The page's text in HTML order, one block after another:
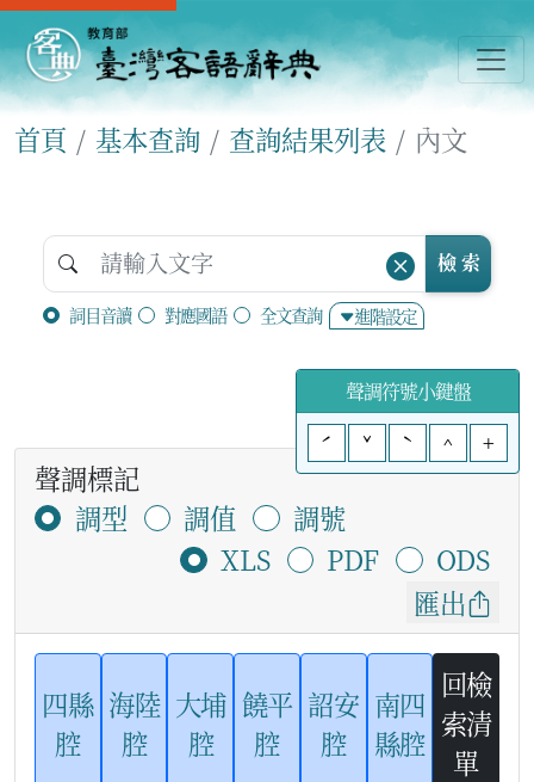
首頁 基本查詢 查詢結果列表 內文
詞目音讀 對應國語 全文查詢 進階設定
檢 索
聲調符號小鍵盤
ˊ
ˇ ˋ ^ +
聲調標記
調型
調值
調號
XLS
PDF
ODS
匯出
四縣
腔
海陸
腔
大埔
腔
饒平
腔
詔安
腔
南四
縣腔
回檢
索清
單